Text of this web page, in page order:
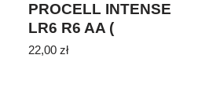
PROCELL INTENSE
LR6 R6 AA (
PROCELLINTENSE)
22,00zł